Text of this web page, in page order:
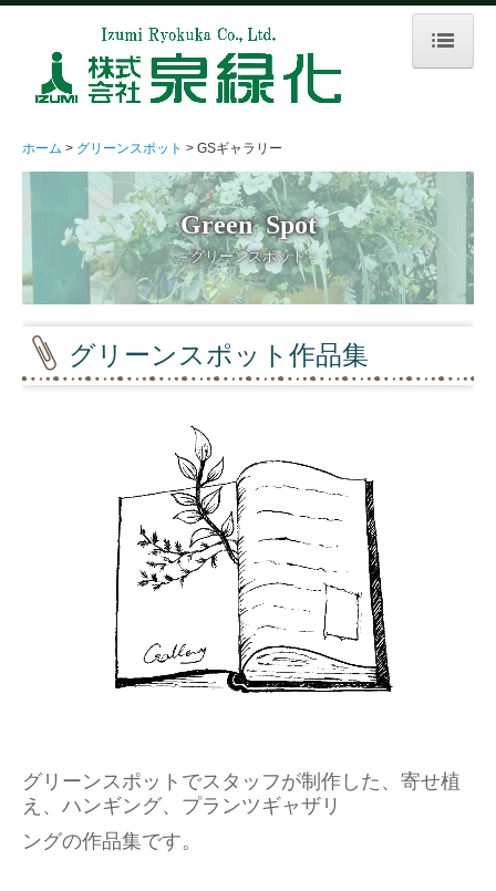
ホーム
企業出展庭園
会社概要
会社の歴史
代表挨拶
SDGs宣言
お問い合わせ
緑の街並みづくり
新しい緑の提案
ガーデン＆エクステリア
特徴と強み
プランと工事の流れ
部分別施工事例
スペシャルコンテンツ
ホーム グリーンスポット GSギャラリー
Green  Spot
－グリーンスポット－
グリーンスポット作品集
グリーンスポットでスタッフが制作した、 寄せ植
え、ハンギング、プランツギャザリ
ングの作品集です。